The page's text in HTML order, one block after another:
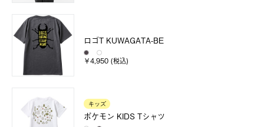
ロゴT KUWAGATA-BE
￥4,950 (税込)
キッズ
ポケモン KIDS Tシャツ